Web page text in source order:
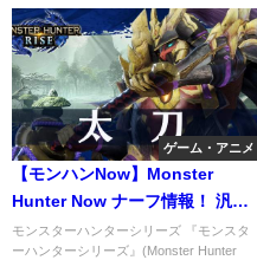
ゲーム・アニメ
【モンハンNow】Monster
Hunter Now ナーフ情報！ 汎用
武器プケプケ弓ブロスボウ
モンスターハンターシリーズ 『モンスタ
ーハンターシリーズ』(Monster Hunter